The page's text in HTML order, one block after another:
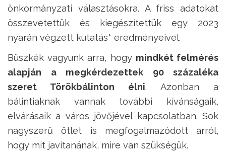
önkormányzati választásokra. A friss adatokat
összevetettük és kiegészítettük egy 2023
nyarán végzett kutatás* eredményeivel.
Büszkék vagyunk arra, hogy mindkét felmérés
alapján a megkérdezettek 90 százaléka
szeret Törökbálinton élni. Azonban a
bálintiaknak vannak további kívánságaik,
elvárásaik a város jövőjével kapcsolatban. Sok
nagyszerű ötlet is megfogalmazódott arról,
hogy mit javítanának, mire van szükségük.